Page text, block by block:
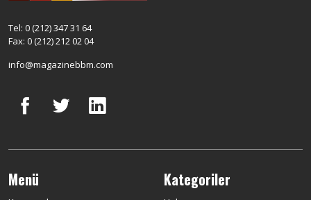
Tel: 0 (212) 347 31 64
Fax: 0 (212) 212 02 04
info@magazinebbm.com
Menü Kategoriler